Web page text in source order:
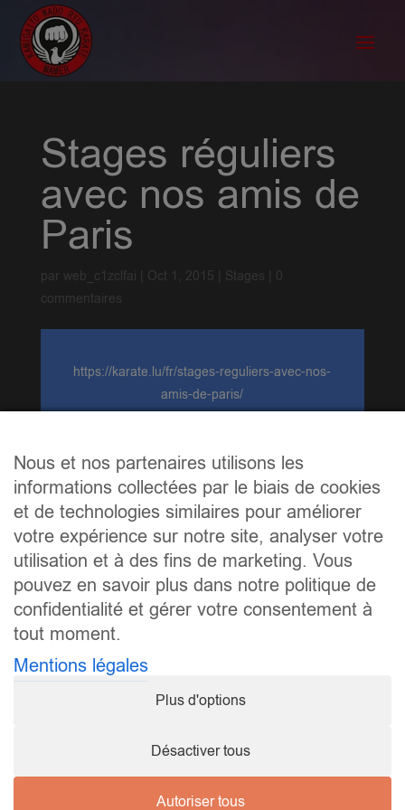
Stages réguliers
avec nos amis de
Paris
par web_c1zclfai Oct 1, 2015 Stages
0
commentaires
https://karate.lu/fr/stages-reguliers-avec-nos-
amis-de-paris/
Nous et nos partenaires utilisons les
informations collectées par le biais de cookies
et de technologies similaires pour améliorer
votre expérience sur notre site, analyser votre
utilisation et à des fins de marketing. Vous
pouvez en savoir plus dans notre politique de
confidentialité et gérer votre consentement à
tout moment.
Mentions légales
Plus d'options
Désactiver tous
Autoriser tous